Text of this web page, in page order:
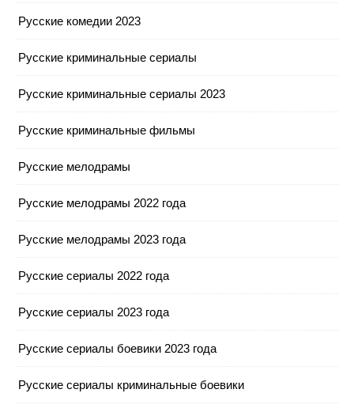
Русские комедии 2023
Русские криминальные сериалы
Русские криминальные сериалы 2023
Русские криминальные фильмы
Русские мелодрамы
Русские мелодрамы 2022 года
Русские мелодрамы 2023 года
Русские сериалы 2022 года
Русские сериалы 2023 года
Русские сериалы боевики 2023 года
Русские сериалы криминальные боевики